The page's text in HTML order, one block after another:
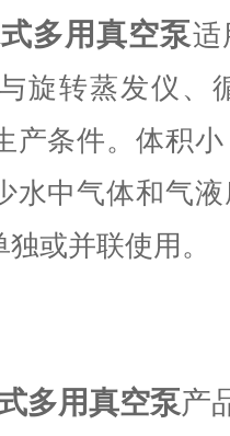
多用真空泵适
旋转蒸发仪、
条件。 体积
水中气体和气
或并联使用。
多用真空泵产